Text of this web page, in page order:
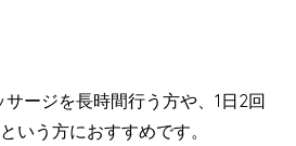
ージを長時間行う方や、1日2回
いう方におすすめです。